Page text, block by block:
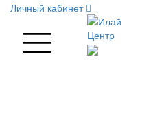
Личный кабинет